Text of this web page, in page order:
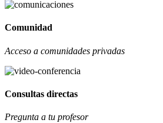
Comunidad
Acceso a comunidades privadas
Consultas directas
Pregunta a tu profesor